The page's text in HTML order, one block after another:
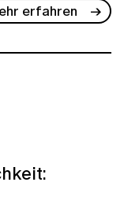
erfahren